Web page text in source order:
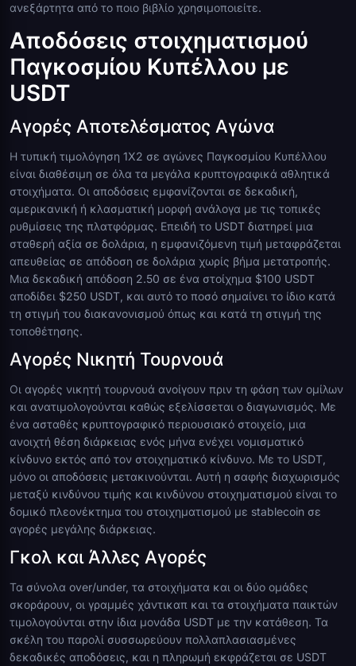
ανεξάρτητα από το ποιο βιβλίο χρησιμοποιείτε.
Αποδόσεις στοιχηματισμού
Παγκοσμίου Κυπέλλου με
USDT
Αγορές Αποτελέσματος Αγώνα
Η τυπική τιμολόγηση 1X2 σε αγώνες Παγκοσμίου Κυπέλλου
είναι διαθέσιμη σε όλα τα μεγάλα κρυπτογραφικά αθλητικά
στοιχήματα. Οι αποδόσεις εμφανίζονται σε δεκαδική,
αμερικανική ή κλασματική μορφή ανάλογα με τις τοπικές
ρυθμίσεις της πλατφόρμας. Επειδή το USDT διατηρεί μια
σταθερή αξία σε δολάρια, η εμφανιζόμενη τιμή μεταφράζεται
απευθείας σε απόδοση σε δολάρια χωρίς βήμα μετατροπής.
Μια δεκαδική απόδοση 2.50 σε ένα στοίχημα $100 USDT
αποδίδει $250 USDT, και αυτό το ποσό σημαίνει το ίδιο κατά
τη στιγμή του διακανονισμού όπως και κατά τη στιγμή της
τοποθέτησης.
Αγορές Νικητή Τουρνουά
Οι αγορές νικητή τουρνουά ανοίγουν πριν τη φάση των ομίλων
και ανατιμολογούνται καθώς εξελίσσεται ο διαγωνισμός. Με
ένα ασταθές κρυπτογραφικό περιουσιακό στοιχείο, μια
ανοιχτή θέση διάρκειας ενός μήνα ενέχει νομισματικό
κίνδυνο εκτός από τον στοιχηματικό κίνδυνο. Με το USDT,
μόνο οι αποδόσεις μετακινούνται. Αυτή η σαφής διαχωρισμός
μεταξύ κινδύνου τιμής και κινδύνου στοιχηματισμού είναι το
δομικό πλεονέκτημα του στοιχηματισμού με stablecoin σε
αγορές μεγάλης διάρκειας.
Γκολ και Άλλες Αγορές
Τα σύνολα over/under, τα στοιχήματα και οι δύο ομάδες
σκοράρουν, οι γραμμές χάντικαπ και τα στοιχήματα παικτών
τιμολογούνται στην ίδια μονάδα USDT με την κατάθεση. Τα
σκέλη του παρολί συσσωρεύουν πολλαπλασιασμένες
δεκαδικές αποδόσεις, και η πληρωμή εκφράζεται σε USDT